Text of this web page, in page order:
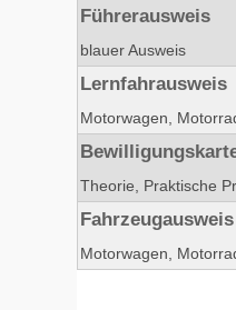
Führerausweis
blauer Ausweis
Lernfahrausweis
Motorwagen,
Theorie, Praktische
Fahrzeugausweis
Motorwagen,